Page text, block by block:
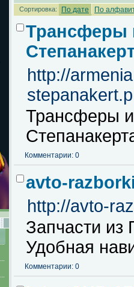
Сортировка: По дате По
Трансферы
http://
Трансферы
Комментарии: 0
avto-
http://avto-
Запчасти из
Удобная
Комментарии: 0